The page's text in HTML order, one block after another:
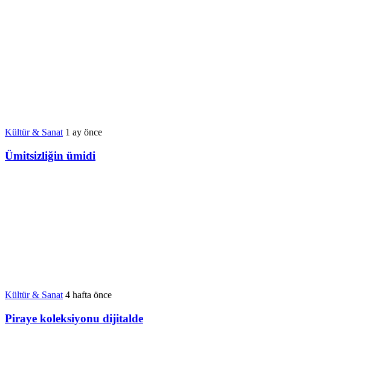
Kültür & Sanat 1 ay önce
Ümitsizliğin ümidi
Kültür & Sanat 4 hafta önce
Piraye koleksiyonu dijitalde